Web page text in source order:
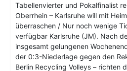
Tabellenvierter und Pokalfinalist
Oberrhein – Karlsruhe will mit
überraschen / Nur noch wenige
verfügbar Karlsruhe (JM). Nach
insgesamt gelungenen
der 0:3-Niederlage gegen den
Berlin Recycling Volleys – richten